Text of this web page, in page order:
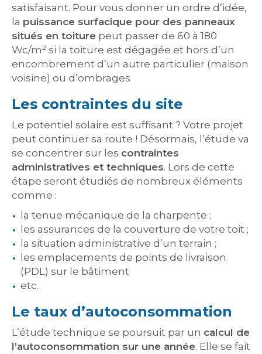
satisfaisant. Pour vous donner un ordre d’idée,
la puissance surfacique pour des panneaux
situés en toiture peut passer de 60 à 180
Wc/m² si la toiture est dégagée et hors d’un
encombrement d’un autre particulier (maison
voisine) ou d’ombrages
Les contraintes du site
Le potentiel solaire est suffisant ? Votre projet
peut continuer sa route ! Désormais, l’étude va
se concentrer sur les contraintes
administratives et techniques. Lors de cette
étape seront étudiés de nombreux éléments
comme :
la tenue mécanique de la charpente ;
les assurances de la couverture de votre toit ;
la situation administrative d’un terrain ;
les emplacements de points de livraison
(PDL) sur le bâtiment
etc.
Le taux d’autoconsommation
L’étude technique se poursuit par un calcul de
l’autoconsommation sur une année. Elle se fait